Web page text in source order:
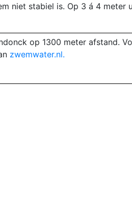
niet stabiel is. Op 3 á 4 meter
op 1300 meter afstand.
zwemwater.nl.